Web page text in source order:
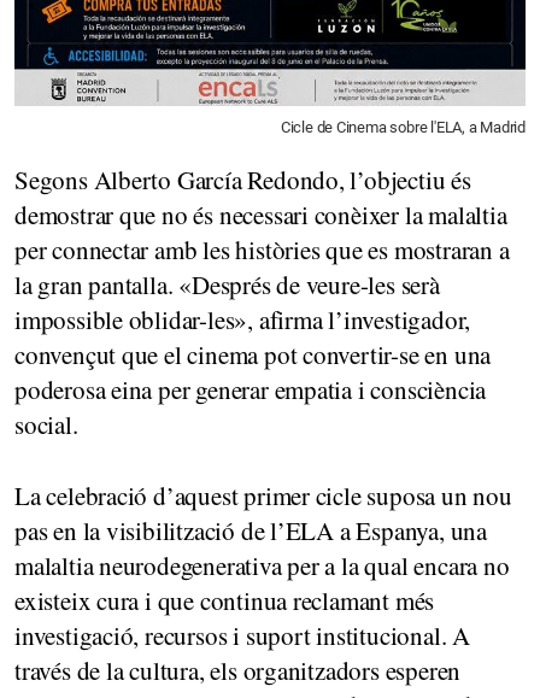
Cicle de Cinema sobre l'ELA, a Madrid
Segons Alberto García Redondo, l’objectiu és
demostrar que no és necessari conèixer la malaltia
per connectar amb les històries que es mostraran a
la gran pantalla. «Després de veure-les serà
impossible oblidar-les», afirma l’investigador,
convençut que el cinema pot convertir-se en una
poderosa eina per generar empatia i consciència
social.
La celebració d’aquest primer cicle suposa un nou
pas en la visibilització de l’ELA a Espanya, una
malaltia neurodegenerativa per a la qual encara no
existeix cura i que continua reclamant més
investigació, recursos i suport institucional. A
través de la cultura, els organitzadors esperen